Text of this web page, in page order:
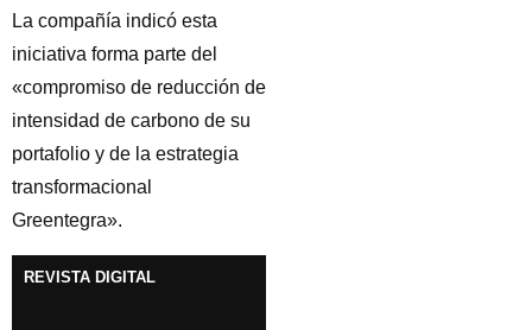
La compañía indicó esta
iniciativa forma parte del
«compromiso de reducción de
intensidad de carbono de su
portafolio y de la estrategia
transformacional
Greentegra».
REVISTA DIGITAL